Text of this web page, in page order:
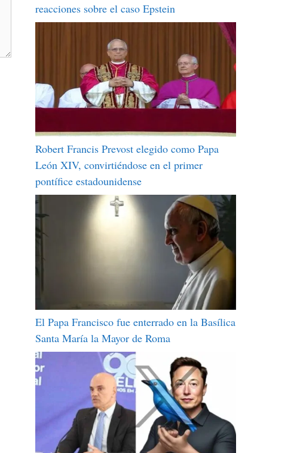
reacciones sobre el caso Epstein
Robert Francis Prevost elegido como Papa
León XIV, convirtiéndose en el primer
pontífice estadounidense
El Papa Francisco fue enterrado en la Basílica
Santa María la Mayor de Roma